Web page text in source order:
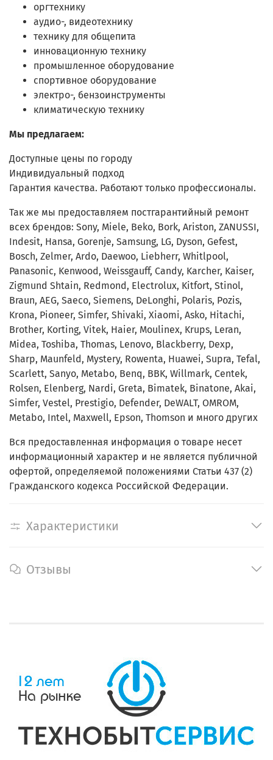
оргтехнику
аудио-, видеотехнику
технику для общепита
инновационную технику
промышленное оборудование
спортивное оборудование
электро-, бензоинструменты
климатическую технику
Мы предлагаем:
Доступные цены по городу
Индивидуальный подход
Гарантия качества. Работают только профессионалы.
Так же мы предоставляем постгарантийный ремонт
всех брендов: Sony, Miele, Beko, Bork, Ariston, ZANUSSI,
Indesit, Hansa, Gorenje, Samsung, LG, Dyson, Gefest,
Bosch, Zelmer, Ardo, Daewoo, Liebherr, Whitlpool,
Panasonic, Kenwood, Weissgauff, Candy, Karcher, Kaiser,
Zigmund Shtain, Redmond, Electrolux, Kitfort, Stinol,
Braun, AEG, Saeco, Siemens, DeLonghi, Polaris, Pozis,
Krona, Pioneer, Simfer, Shivaki, Xiaomi, Asko, Hitachi,
Brother, Korting, Vitek, Haier, Moulinex, Krups, Leran,
Midea, Toshiba, Thomas, Lenovo, Blackberry, Dexp,
Sharp, Maunfeld, Mystery, Rowenta, Huawei, Supra, Tefal,
Scarlett, Sanyo, Metabo, Benq, BBK, Willmark, Centek,
Rolsen, Elenberg, Nardi, Greta, Bimatek, Binatone, Akai,
Simfer, Vestel, Prestigio, Defender, DeWALT, OMROM,
Metabo, Intel, Maxwell, Epson, Thomson и много других
Вся предоставленная информация о товаре несет
информационный характер и не является публичной
офертой, определяемой положениями Статьи 437 (2)
Гражданского кодекса Российской Федерации.
Характеристики
Отзывы